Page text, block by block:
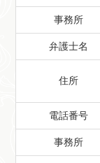
事務所
弁護士名
住所
電話番号
事務所